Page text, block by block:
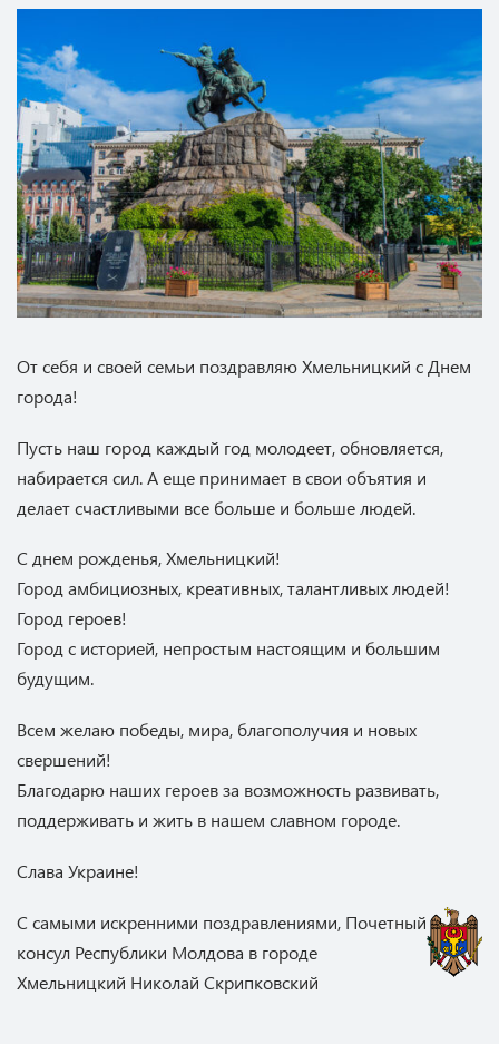
От себя и своей семьи поздравляю Хмельницкий с Днем
города!
Пусть наш город каждый год молодеет, обновляется,
набирается сил. А еще принимает в свои объятия и
делает счастливыми все больше и больше людей.
С днем рожденья, Хмельницкий!
Город амбициозных, креативных, талантливых людей!
Город героев!
Город с историей, непростым настоящим и большим
будущим.
Всем желаю победы, мира, благополучия и новых
свершений!
Благодарю наших героев за возможность развивать,
поддерживать и жить в нашем славном городе.
Слава Украине!
С самыми искренними поздравлениями, Почетный
консул Республики Молдова в городе
Хмельницкий Николай Скрипковский